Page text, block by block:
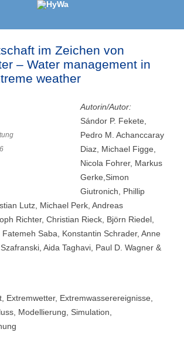
im Zeichen von
– Water management in
weather
Autorin/Autor:
Sándor P. Fekete,
Pedro M. Achanccaray
Diaz, Michael Figge,
Nicola Fohrer, Markus
Gerke,Simon
Giutronich, Phillip
Lutz, Michael Perk, Andreas
Richter, Christian Rieck, Björn Riedel,
Saba, Konstantin Schrader, Anne
Aida Taghavi, Paul D. Wagner &
Extremwetter, Extremwasserereignisse,
Modellierung, Simulation,